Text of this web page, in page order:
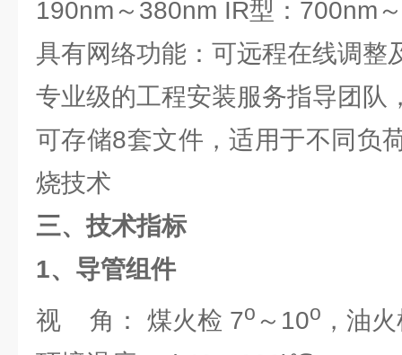
190nm～380nm IR型：700nm
具有网络功能：可远程在线调整
专业级的工程安装服务指导团队
可存储8套文件，适用于不同负
烧技术
三、技术指标
1、导管组件
视 角： 煤火检 7o ～10o ，油